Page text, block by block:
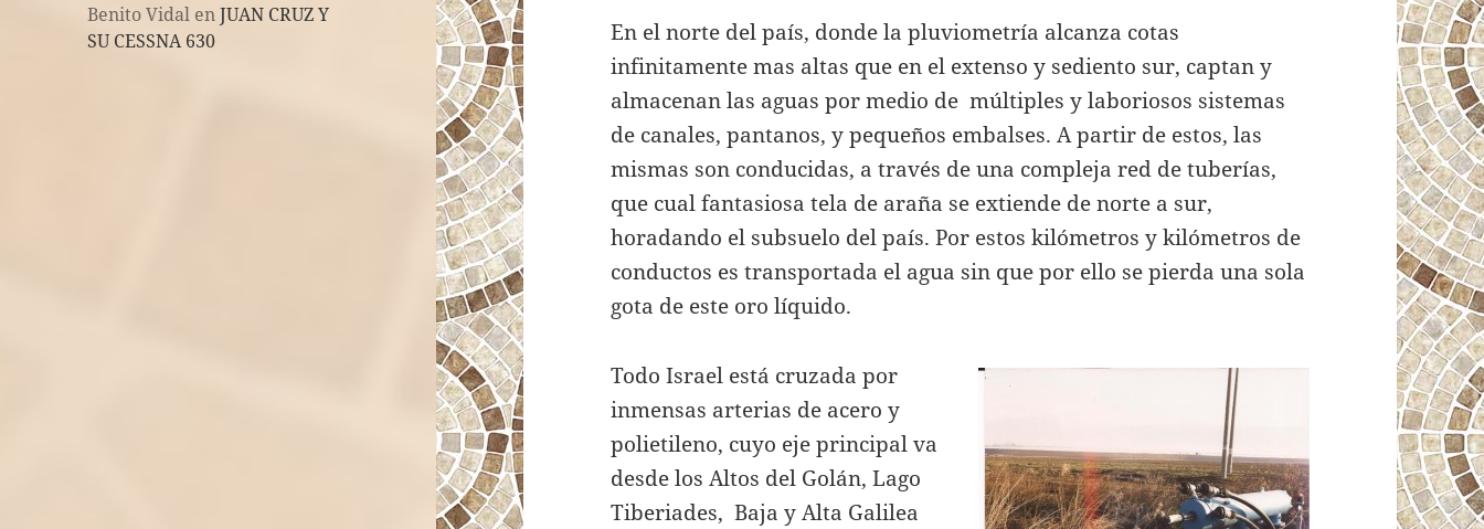
Benito Vidal enJUAN CRUZ Y
SU CESSNA 630
En el norte del país, donde la pluviometría alcanza cotas
infinitamente mas altas que en el extenso y sediento sur, captan y
almacenan las aguas por medio de múltiples y laboriosos sistemas
de canales, pantanos, y pequeños embalses. A partir de estos, las
mismas son conducidas, a través de una compleja red de tuberías,
que cual fantasiosa tela de araña se extiende de norte a sur,
horadando el subsuelo del país. Por estos kilómetros y kilómetros de
conductos es transportada el agua sin que por ello se pierda una sola
gota de este oro líquido.
Todo Israel está cruzada por
inmensas arterias de acero y
polietileno, cuyo eje principal va
desde los Altos del Golán, Lago
Tiberiades, Baja y Alta Galilea